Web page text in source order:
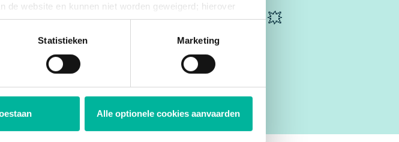
website en kunnen niet worden geweigerd; hierover
het gebruik van andere cookies op elk moment intrekken
Statistieken Marketing
Alle optionele cookies aanvaarden
de succès – gratuit dans votre boîte mail ! 💥